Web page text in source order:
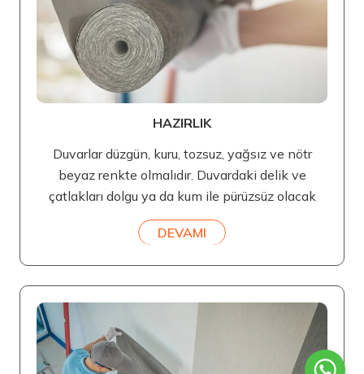
HAZIRLIK
Duvarlar düzgün, kuru, tozsuz, yağsız ve nötr
beyaz renkte olmalıdır. Duvardaki delik ve
çatlakları dolgu ya da kum ile pürüzsüz olacak
DEVAMI